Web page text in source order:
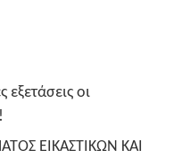
εξετάσεις οι
ΕΙΚΑΣΤΙΚΩΝ ΚΑΙ